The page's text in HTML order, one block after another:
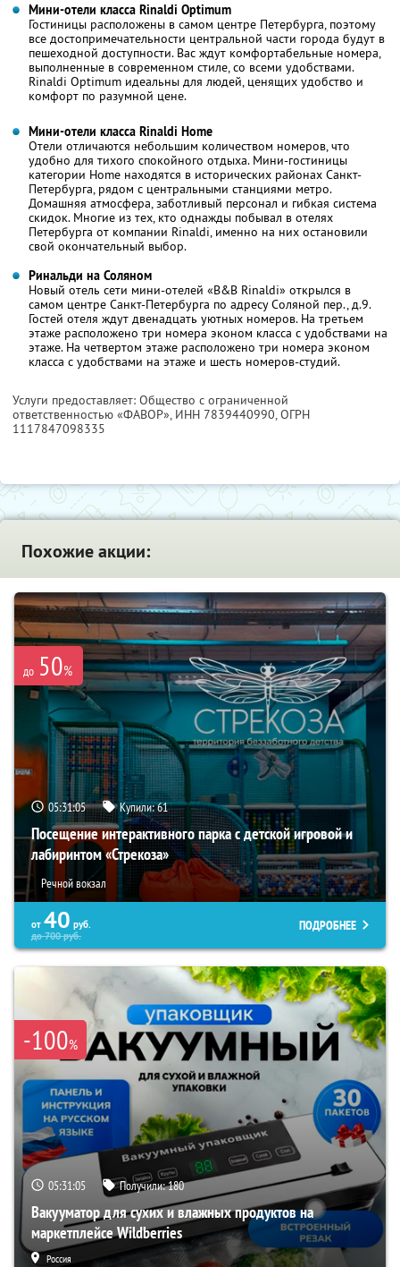
Мини-отели класса Rinaldi Optimum
Гостиницы расположены в самом центре Петербурга, поэтому
все достопримечательности центральной части города будут в
пешеходной доступности. Вас ждут комфортабельные номера,
выполненные в современном стиле, со всеми удобствами.
Rinaldi Optimum идеальны для людей, ценящих удобство и
комфорт по разумной цене.
Мини-отели класса Rinaldi Home
Отели отличаются небольшим количеством номеров, что
удобно для тихого спокойного отдыха. Мини-гостиницы
категории Home находятся в исторических районах Санкт-
Петербурга, рядом с центральными станциями метро.
Домашняя атмосфера, заботливый персонал и гибкая система
скидок. Многие из тех, кто однажды побывал в отелях
Петербурга от компании Rinaldi, именно на них остановили
свой окончательный выбор.
Ринальди на Соляном
Новый отель сети мини-отелей «B&B Rinaldi» открылся в
самом центре Санкт-Петербурга по адресу Соляной пер., д.9.
Гостей отеля ждут двенадцать уютных номеров. На третьем
этаже расположено три номера эконом класса с удобствами на
этаже. На четвертом этаже расположено три номера эконом
класса с удобствами на этаже и шесть номеров-студий.
Услуги предоставляет: Общество с ограниченной
ответственностью «ФАВОР», ИНН 7839440990, ОГРН
1117847098335
Похожие акции:
до 50%
05:31:04 Купили:61
Посещение интерактивного парка с детской игровой и
лабиринтом «Стрекоза»
Речной вокзал
от 40 руб.
до700руб.
ПОДРОБНЕЕ
-100%
05:31:04 Получили:180
Вакууматор для сухих и влажных продуктов на
маркетплейсе Wildberries
Россия